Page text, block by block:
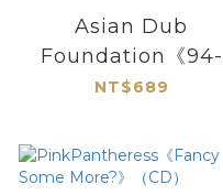
Asian Dub
Foundation《94-
Now:
（日盤CD）
NT$689